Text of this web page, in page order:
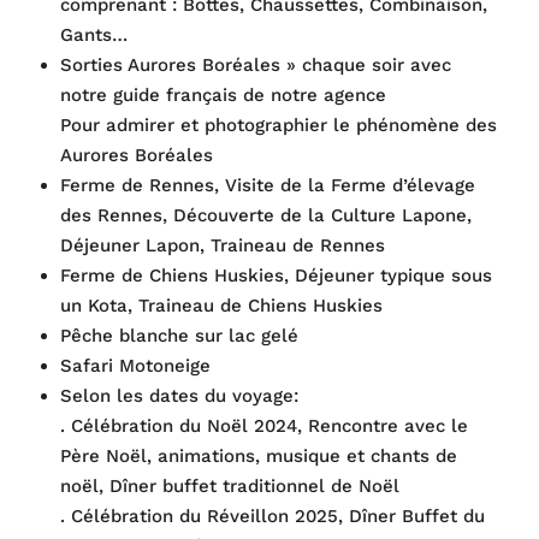
Gants…
Sorties Aurores Boréales » chaque soir avec
notre guide français de notre agence
Pour admirer et photographier le phénomène des
Aurores Boréales
Ferme de Rennes, Visite de la Ferme d’élevage
des Rennes, Découverte de la Culture Lapone,
Déjeuner Lapon, Traineau de Rennes
Ferme de Chiens Huskies, Déjeuner typique sous
un Kota, Traineau de Chiens Huskies
Pêche blanche sur lac gelé
Safari Motoneige
Selon les dates du voyage:
. Célébration du Noël 2024, Rencontre avec le
Père Noël, animations, musique et chants de
noël, Dîner buffet traditionnel de Noël
. Célébration du Réveillon 2025, Dîner Buffet du